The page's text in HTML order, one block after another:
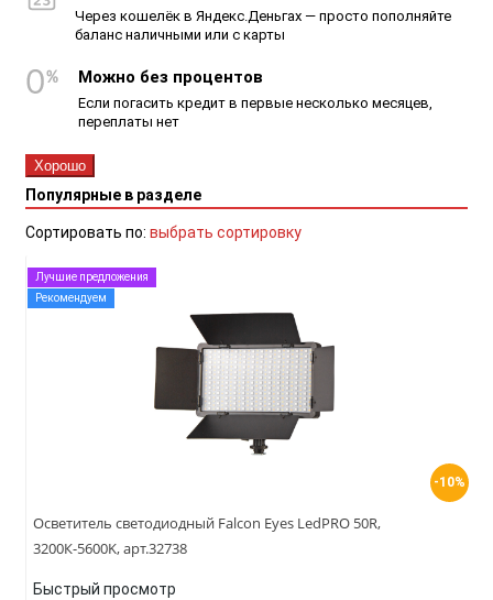
Через кошелёк в Яндекс.Деньгах — просто пополняйте
баланс наличными или с карты
Можно без процентов
Если погасить кредит в первые несколько месяцев,
переплаты нет
Хорошо
Популярные в разделе
Сортировать по: выбрать сортировку
-10%
Лучшие предложения
Рекомендуем
Осветитель светодиодный Falcon Eyes LedPRO 50R,
3200К-5600K, арт.32738
Быстрый просмотр